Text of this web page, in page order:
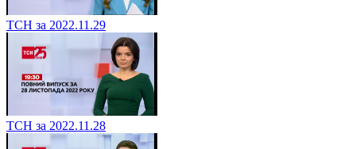
ТСН за 2022.11.29
ТСН за 2022.11.28